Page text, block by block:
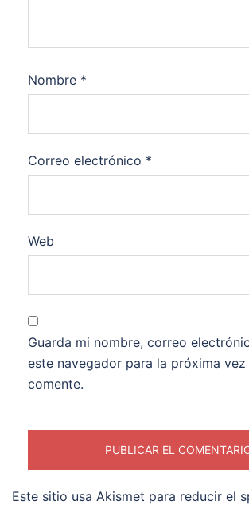
Nombre *
Correo electrónico *
Web
Guarda mi nombre, correo
este navegador para la próxima vez
comente.
Este sitio usa Akismet para reducir el